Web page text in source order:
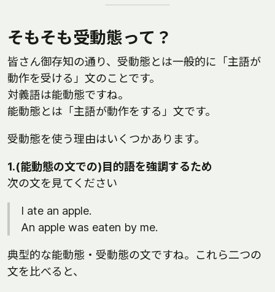
そもそも受動態って？
皆さん御存知の通り、受動態とは一般的に「主語が
動作を受ける」文のことです。
対義語は能動態ですね。
能動態とは「主語が動作をする」文です。
受動態を使う理由はいくつかあります。
1.(能動態の文での)目的語を強調するため
次の文を見てください
I ate an apple.
An apple was eaten by me.
典型的な能動態・受動態の文ですね。これら二つの
文を比べると、